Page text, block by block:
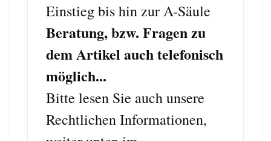
Einstieg bis hin zur A-Säule
Beratung, bzw. Fragen zu
dem Artikel auch telefonisch
möglich...
Bitte lesen Sie auch unsere
Rechtlichen Informationen,